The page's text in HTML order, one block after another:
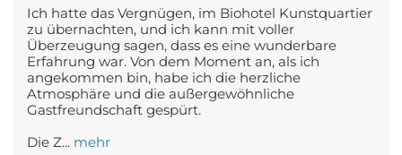
Ich hatte das Vergnügen, im Biohotel Kunstquartier
zu übernachten, und ich kann mit voller
Überzeugung sagen, dass es eine wunderbare
Erfahrung war. Von dem Moment an, als ich
angekommen bin, habe ich die herzliche
Atmosphäre und die außergewöhnliche
Gastfreundschaft gespürt.
Die Z... mehr